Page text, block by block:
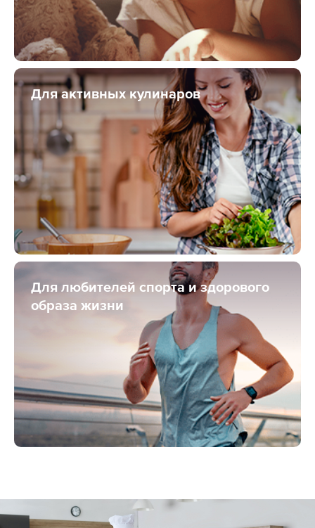
Для активных кулинаров
Для любителей спорта и здорового
образа жизни